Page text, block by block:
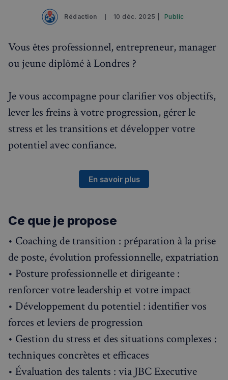
Événements à venir
Rédaction 10 déc. 2025 | Public
Vous êtes professionnel, entrepreneur, manager
ou jeune diplômé à Londres ?
Je vous accompagne pour clarifier vos objectifs,
lever les freins à votre progression, gérer le
stress et les transitions et développer votre
potentiel avec confiance.
En savoir plus
Ce que je propose
• Coaching de transition : préparation à la prise
de poste, évolution professionnelle, expatriation
• Posture professionnelle et dirigeante :
renforcer votre leadership et votre impact
• Développement du potentiel : identifier vos
forces et leviers de progression
• Gestion du stress et des situations complexes :
techniques concrètes et efficaces
• Évaluation des talents : via JBC Executive